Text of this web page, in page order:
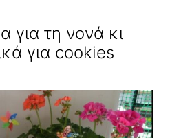
για τη νονά κι
για cookies